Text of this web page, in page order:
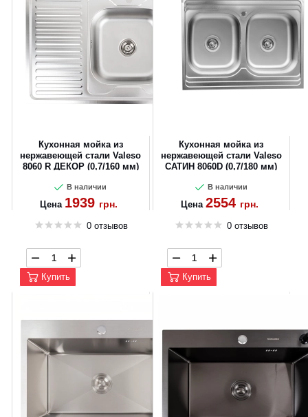
Кухонная мойка из
нержавеющей стали Valeso
8060 R ДЕКОР (0,7/160 мм)
В наличии
Цена 1939 грн.
0 отзывов
Купить
Кухонная мойка из
нержавеющей стали Valeso
САТИН 8060D (0,7/180 мм)
В наличии
Цена 2554 грн.
0 отзывов
Купить